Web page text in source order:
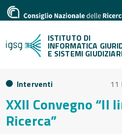
ISTITUTO DI
INFORMATICA
E SISTEMI
Interventi 11
XXII Convegno “Il
Ricerca”